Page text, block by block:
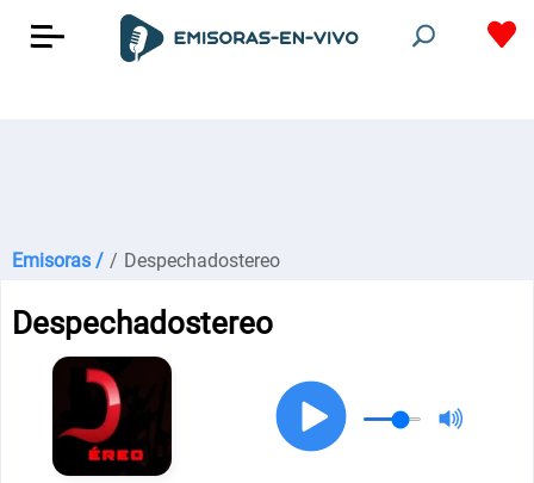
Emisoras / / Despechadostereo
Despechadostereo